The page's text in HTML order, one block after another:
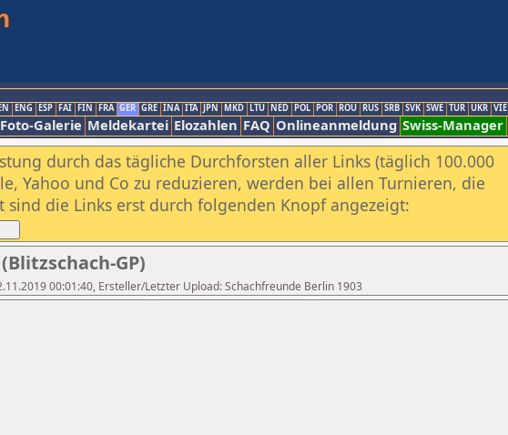
ENG ESP FAI FIN FRA GER GRE INA ITA JPN MKD LTU NED POL POR ROU RUS SRB SVK SWE TUR UKR VIE
Foto-Galerie Meldekartei Elozahlen FAQ Onlineanmeldung Swiss-Manager
durch das tägliche Durchforsten aller Links (täglich 100.000
Yahoo und Co zu reduzieren, werden bei allen Turnieren, die
sind die Links erst durch folgenden Knopf angezeigt:
GP)
00:01:40, Ersteller/Letzter Upload: Schachfreunde Berlin 1903